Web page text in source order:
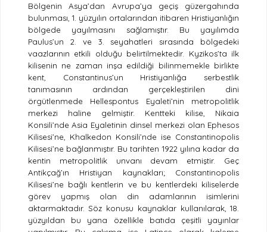
Bölgenin Asya’dan Avrupa’ya geçiş güzergahında
bulunması, 1. yüzyılın ortalarından itibaren Hristiyanlığın
bölgede yayılmasını sağlamıştır. Bu yayılımda
Paulus’un 2. ve 3. seyahatleri sırasında bölgedeki
vaazlarının etkili olduğu belirtilmektedir. Kyzikos’ta ilk
kilisenin ne zaman inşa edildiği bilinmemekle birlikte
kent, Constantinus’un Hristiyanlığa serbestlik
tanımasının ardından gerçekleştirilen dini
örgütlenmede Hellespontus Eyaleti’nin metropolitlik
merkezi haline gelmiştir. Kentteki kilise, Nikaia
Konsili’nde Asia Eyaletinin dinsel merkezi olan Ephesos
Kilisesi’ne, Khalkedon Konsili’nde ise Constantinopolis
Kilisesi’ne bağlanmıştır. Bu tarihten 1922 yılına kadar da
kentin metropolitlik unvanı devam etmiştir. Geç
Antikçağ’ın Hristiyan kaynakları; Constantinopolis
Kilisesi’ne bağlı kentlerin ve bu kentlerdeki kiliselerde
görev yapmış olan din adamlarının isimlerini
aktarmaktadır. Söz konusu kaynaklar kullanılarak, 18.
yüzyıldan bu yana özellikle batıda çeşitli yayınlar